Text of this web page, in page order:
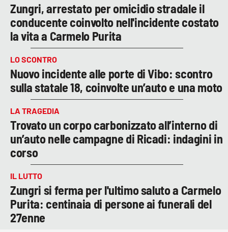
Zungri, arrestato per omicidio stradale il
conducente coinvolto nell'incidente costato
la vita a Carmelo Purita
LO SCONTRO
Nuovo incidente alle porte di Vibo: scontro
sulla statale 18, coinvolte un’auto e una moto
LA TRAGEDIA
Trovato un corpo carbonizzato all’interno di
un’auto nelle campagne di Ricadi: indagini in
corso
IL LUTTO
Zungri si ferma per l'ultimo saluto a Carmelo
Purita: centinaia di persone ai funerali del
27enne